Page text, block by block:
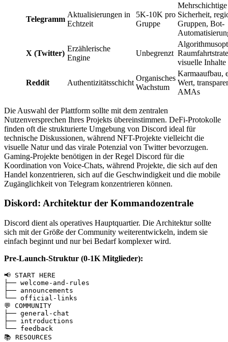
Telegramm
Aktualisierungen in
Echtzeit
5K-10K pro
Gruppe
Mehrschichtige
Sicherheit,
Gruppen, Bot-
X (Twitter)
Erzählerische
Engine
Unbegrenzt
visuelle Inhalte
Reddit Authentizitätsschicht
Organisches
Wachstum
Karmaaufbau,
Wert,
AMAs
Die Auswahl der Plattform sollte mit dem zentralen
Nutzenversprechen Ihres Projekts übereinstimmen. DeFi-Protokolle
finden oft die strukturierte Umgebung von Discord ideal für
technische Diskussionen, während NFT-Projekte vielleicht die
visuelle Natur und das virale Potenzial von Twitter bevorzugen.
Gaming-Projekte benötigen in der Regel Discord für die
Koordination von Voice-Chats, während Projekte, die sich auf den
Handel konzentrieren, sich auf die Geschwindigkeit und die mobile
Zugänglichkeit von Telegram konzentrieren können.
Diskord: Architektur der Kommandozentrale
Discord dient als operatives Hauptquartier. Die Architektur sollte
sich mit der Größe der Community weiterentwickeln, indem sie
einfach beginnt und nur bei Bedarf komplexer wird.
Pre-Launch-Struktur (0-1K Mitglieder):
📢 START HERE
├── welcome-and-rules
├── announcements
└── official-links
💬 COMMUNITY
├── general-chat
├── introductions
└── feedback
📚 RESOURCES